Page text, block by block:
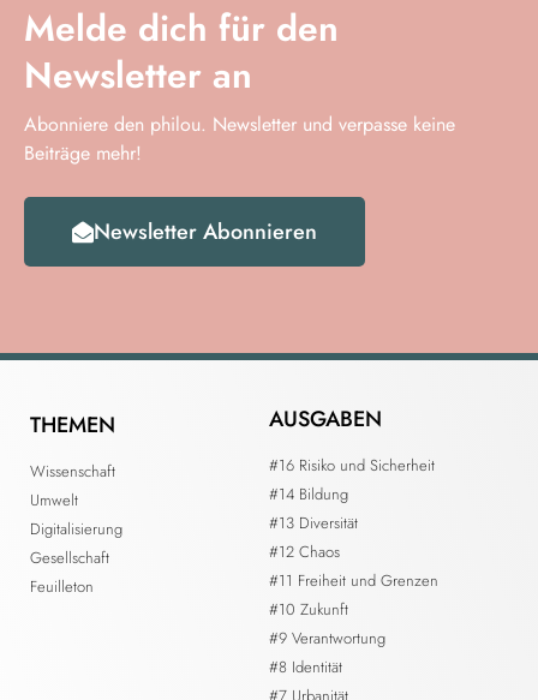
Melde dich für den
Newsletter an
Abonniere den philou. Newsletter und verpasse keine
Beiträge mehr!
Newsletter Abonnieren
THEMEN
Wissenschaft
Umwelt
Digitalisierung
Gesellschaft
Feuilleton
AUSGABEN
#16 Risiko und Sicherheit
#14 Bildung
#13 Diversität
#12 Chaos
#11 Freiheit und Grenzen
#10 Zukunft
#9 Verantwortung
#8 Identität